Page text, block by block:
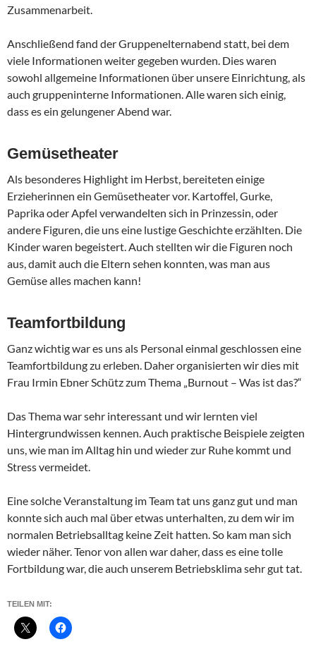
Zusammenarbeit.
Anschließend fand der Gruppenelternabend statt, bei dem
viele Informationen weiter gegeben wurden. Dies waren
sowohl allgemeine Informationen über unsere Einrichtung, als
auch gruppeninterne Informationen. Alle waren sich einig,
dass es ein gelungener Abend war.
Gemüsetheater
Als besonderes Highlight im Herbst, bereiteten einige
Erzieherinnen ein Gemüsetheater vor. Kartoffel, Gurke,
Paprika oder Apfel verwandelten sich in Prinzessin, oder
andere Figuren, die uns eine lustige Geschichte erzählten. Die
Kinder waren begeistert. Auch stellten wir die Figuren noch
aus, damit auch die Eltern sehen konnten, was man aus
Gemüse alles machen kann!
Teamfortbildung
Ganz wichtig war es uns als Personal einmal geschlossen eine
Teamfortbildung zu erleben. Daher organisierten wir dies mit
Frau Irmin Ebner Schütz zum Thema „Burnout – Was ist das?“
Das Thema war sehr interessant und wir lernten viel
Hintergrundwissen kennen. Auch praktische Beispiele zeigten
uns, wie man im Alltag hin und wieder zur Ruhe kommt und
Stress vermeidet.
Eine solche Veranstaltung im Team tat uns ganz gut und man
konnte sich auch mal über etwas unterhalten, zu dem wir im
normalen Betriebsalltag keine Zeit hatten. So kam man sich
wieder näher. Tenor von allen war daher, dass es eine tolle
Fortbildung war, die auch unserem Betriebsklima sehr gut tat.
TEILEN MIT: